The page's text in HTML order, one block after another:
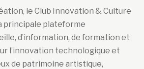
le Club Innovation & Culture
principale plateforme
d’information, de formation et
l’innovation technologique et
de patrimoine artistique,